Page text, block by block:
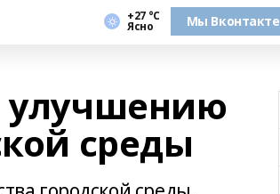
+27 °С
Ясно Мы Вконтакте
улучшению
среды